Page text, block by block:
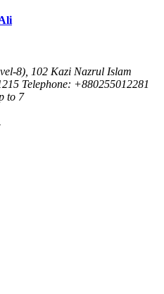
8), 102 Kazi Nazrul Islam
Telephone: +880255012281
to 7